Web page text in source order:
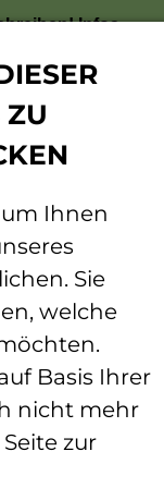
Infos
Eifel
der
Futterbaus
dem Ziel,
und
ZU
Ihnen
Sie
welche
Basis Ihrer
nicht mehr
zur